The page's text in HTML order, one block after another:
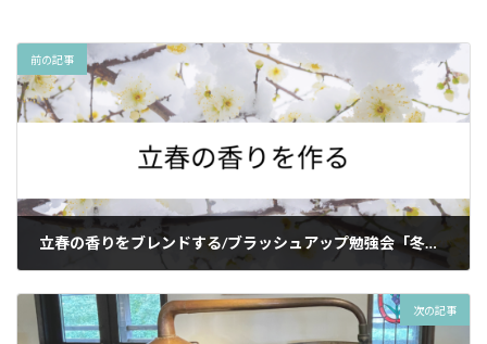
前の記事
立春の香りをブレンドする/ブラッシュアップ勉強会「冬」より
次の記事